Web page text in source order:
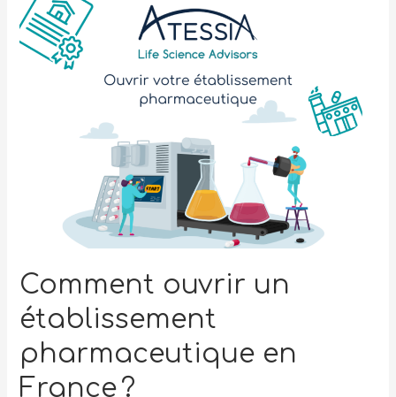
Comment ouvrir un
établissement
pharmaceutique en
France ?